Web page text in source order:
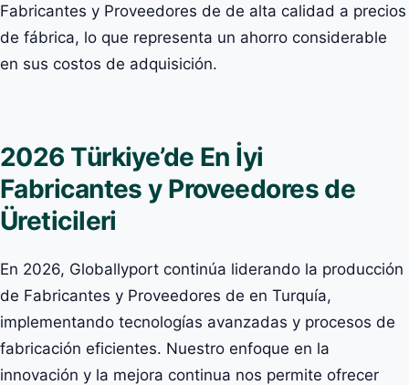
Fabricantes y Proveedores de de alta calidad a precios
de fábrica, lo que representa un ahorro considerable
en sus costos de adquisición.
2026 Türkiye’de En İyi
Fabricantes y Proveedores de
Üreticileri
En 2026, Globallyport continúa liderando la producción
de Fabricantes y Proveedores de en Turquía,
implementando tecnologías avanzadas y procesos de
fabricación eficientes. Nuestro enfoque en la
innovación y la mejora continua nos permite ofrecer